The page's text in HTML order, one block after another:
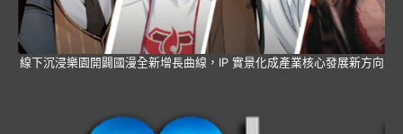
線下沉浸樂園開闢國漫全新增長曲線，IP 實景化成產業核心發展新方向